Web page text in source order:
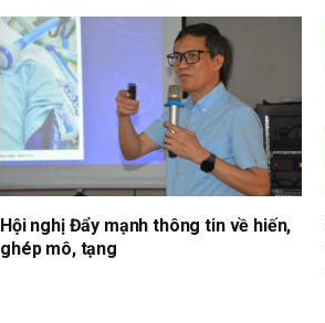
Hội nghị Đẩy mạnh thông tin về hiến,
ghép mô, tạng